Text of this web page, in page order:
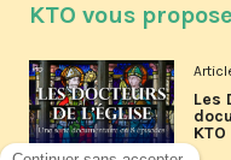
KTO vous propose
Les
KTO